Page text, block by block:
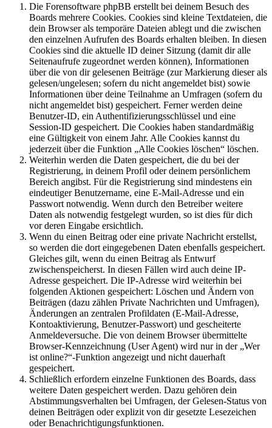
Die Forensoftware phpBB erstellt bei deinem Besuch des
Boards mehrere Cookies. Cookies sind kleine Textdateien, die
dein Browser als temporäre Dateien ablegt und die zwischen
den einzelnen Aufrufen des Boards erhalten bleiben. In diesen
Cookies sind die aktuelle ID deiner Sitzung (damit dir alle
Seitenaufrufe zugeordnet werden können), Informationen
über die von dir gelesenen Beiträge (zur Markierung dieser als
gelesen/ungelesen; sofern du nicht angemeldet bist) sowie
Informationen über deine Teilnahme an Umfragen (sofern du
nicht angemeldet bist) gespeichert. Ferner werden deine
Benutzer-ID, ein Authentifizierungsschlüssel und eine
Session-ID gespeichert. Die Cookies haben standardmäßig
eine Gültigkeit von einem Jahr. Alle Cookies kannst du
jederzeit über die Funktion „Alle Cookies löschen“ löschen.
Weiterhin werden die Daten gespeichert, die du bei der
Registrierung, in deinem Profil oder deinem persönlichem
Bereich angibst. Für die Registrierung sind mindestens ein
eindeutiger Benutzername, eine E-Mail-Adresse und ein
Passwort notwendig. Wenn durch den Betreiber weitere
Daten als notwendig festgelegt wurden, so ist dies für dich
vor deren Eingabe ersichtlich.
Wenn du einen Beitrag oder eine private Nachricht erstellst,
so werden die dort eingegebenen Daten ebenfalls gespeichert.
Gleiches gilt, wenn du einen Beitrag als Entwurf
zwischenspeicherst. In diesen Fällen wird auch deine IP-
Adresse gespeichert. Die IP-Adresse wird weiterhin bei
folgenden Aktionen gespeichert: Löschen und Ändern von
Beiträgen (dazu zählen Private Nachrichten und Umfragen),
Änderungen an zentralen Profildaten (E-Mail-Adresse,
Kontoaktivierung, Benutzer-Passwort) und gescheiterte
Anmeldeversuche. Die von deinem Browser übermittelte
Browser-Kennzeichnung (User Agent) wird nur in der „Wer
ist online?“-Funktion angezeigt und nicht dauerhaft
gespeichert.
Schließlich erfordern einzelne Funktionen des Boards, dass
weitere Daten gespeichert werden. Dazu gehören dein
Abstimmungsverhalten bei Umfragen, der Gelesen-Status von
deinen Beiträgen oder explizit von dir gesetzte Lesezeichen
oder Benachrichtigungsfunktionen.